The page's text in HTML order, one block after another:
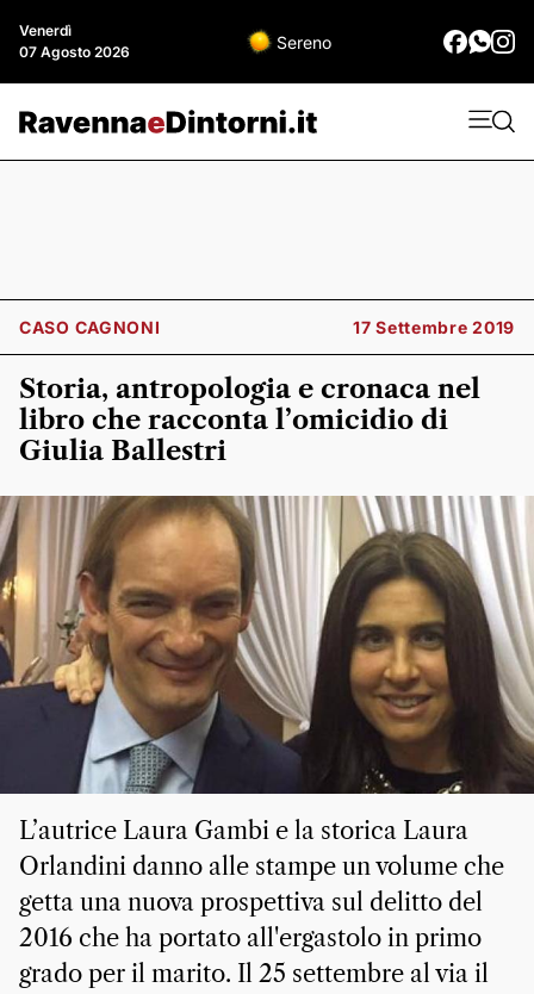
Venerdì
07 Agosto 2026
Sereno
CASO CAGNONI 17 Settembre 2019
Storia, antropologia e cronaca nel
libro che racconta l’omicidio di
Giulia Ballestri
L’autrice Laura Gambi e la storica Laura
Orlandini danno alle stampe un volume che
getta una nuova prospettiva sul delitto del
2016 che ha portato all'ergastolo in primo
grado per il marito. Il 25 settembre al via il